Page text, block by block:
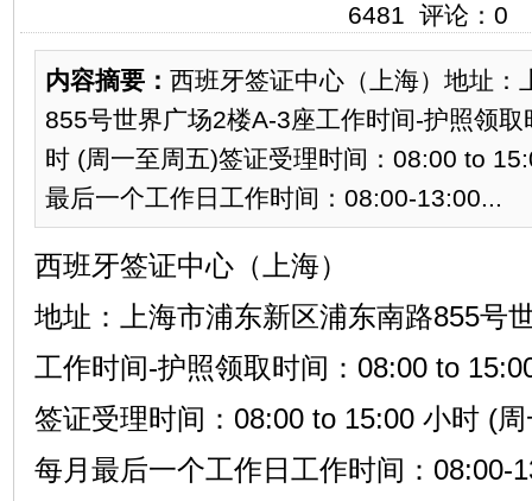
6481 评论：0
内容摘要： 西班牙签证中心（上海）地址：
855号世界广场2楼A-3座工作时间-护照领
时 (周一至周五)签证受理时间：08:00 to
最后一个工作日工作时间：08:00-13:00...
西班牙签证中心（上海）
地址：上海市浦东新区浦东南路855号
工作时间-护照领取时间：08:00 to
签证受理时间：08:00 to 15:00 小时 (
每月最后一个工作日工作时间：08:00-